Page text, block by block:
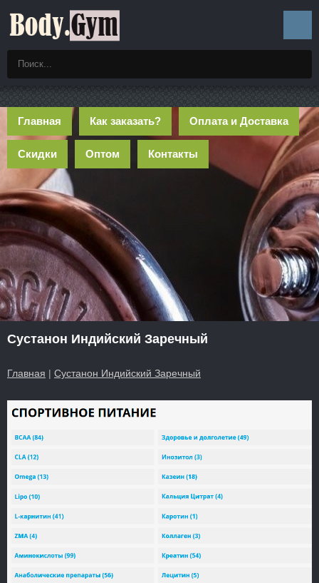
Главная Как заказать? Оплата и Доставка
Скидки Оптом Контакты
Сустанон Индийский Заречный
Главная | Сустанон Индийский Заречный